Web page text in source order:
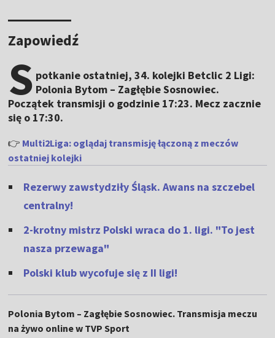
Zapowiedź
S potkanie ostatniej, 34. kolejki Betclic 2 Ligi:
Polonia Bytom – Zagłębie Sosnowiec.
Początek transmisji o godzinie 17:23. Mecz zacznie
się o 17:30.
👉 Multi2Liga: oglądaj transmisję łączoną z meczów
ostatniej kolejki
Rezerwy zawstydziły Śląsk. Awans na szczebel
centralny!
2-krotny mistrz Polski wraca do 1. ligi. "To jest
nasza przewaga"
Polski klub wycofuje się z II ligi!
Polonia Bytom – Zagłębie Sosnowiec. Transmisja meczu
na żywo online w TVP Sport